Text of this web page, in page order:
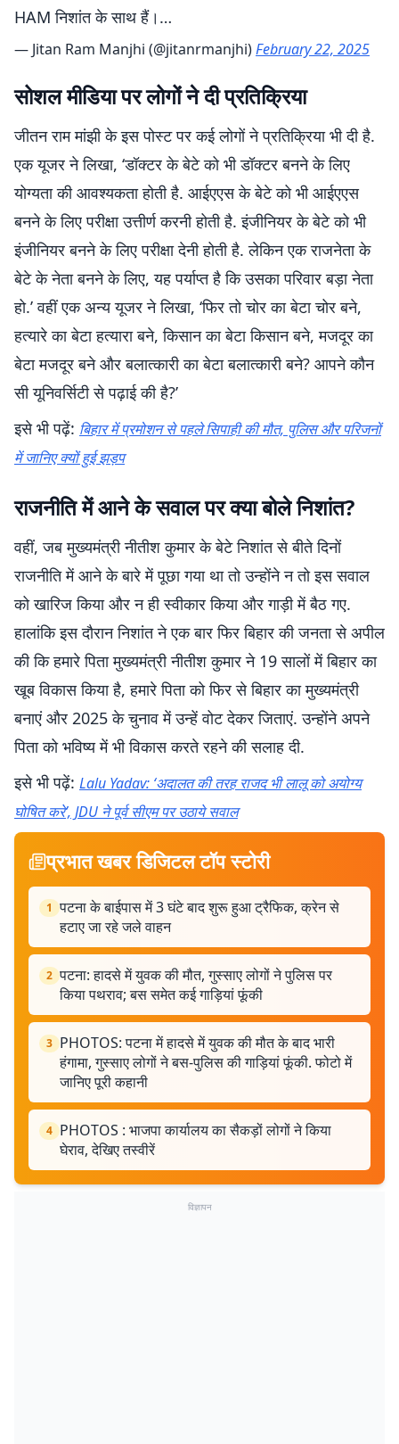
HAM निशांत के साथ हैं।…
— Jitan Ram Manjhi (@jitanrmanjhi)February 22, 2025
सोशल मीडिया पर लोगों ने दी प्रतिक्रिया
जीतन राम मांझी के इस पोस्ट पर कई लोगों ने प्रतिक्रिया भी दी है.
एक यूजर ने लिखा, ‘डॉक्टर के बेटे को भी डॉक्टर बनने के लिए
योग्यता की आवश्यकता होती है. आईएएस के बेटे को भी आईएएस
बनने के लिए परीक्षा उत्तीर्ण करनी होती है. इंजीनियर के बेटे को भी
इंजीनियर बनने के लिए परीक्षा देनी होती है. लेकिन एक राजनेता के
बेटे के नेता बनने के लिए, यह पर्याप्त है कि उसका परिवार बड़ा नेता
हो.’ वहीं एक अन्य यूजर ने लिखा, ‘फिर तो चोर का बेटा चोर बने,
हत्यारे का बेटा हत्यारा बने, किसान का बेटा किसान बने, मजदूर का
बेटा मजदूर बने और बलात्कारी का बेटा बलात्कारी बने? आपने कौन
सी यूनिवर्सिटी से पढ़ाई की है?’
इसे भी पढ़ें: बिहार में प्रमोशन से पहले सिपाही की मौत, पुलिस और परिजनों
में जानिए क्यों हुई झड़प
राजनीति में आने के सवाल पर क्या बोले निशांत?
वहीं, जब मुख्यमंत्री नीतीश कुमार के बेटे निशांत से बीते दिनों
राजनीति में आने के बारे में पूछा गया था तो उन्होंने न तो इस सवाल
को खारिज किया और न ही स्वीकार किया और गाड़ी में बैठ गए.
हालांकि इस दौरान निशांत ने एक बार फिर बिहार की जनता से अपील
की कि हमारे पिता मुख्यमंत्री नीतीश कुमार ने 19 सालों में बिहार का
खूब विकास किया है, हमारे पिता को फिर से बिहार का मुख्यमंत्री
बनाएं और 2025 के चुनाव में उन्हें वोट देकर जिताएं. उन्होंने अपने
पिता को भविष्य में भी विकास करते रहने की सलाह दी.
इसे भी पढ़ें: Lalu Yadav: ‘अदालत की तरह राजद भी लालू को अयोग्य
घोषित करे’, JDU ने पूर्व सीएम पर उठाये सवाल
प्रभात खबर डिजिटल टॉप स्टोरी
1 पटना के बाईपास में 3 घंटे बाद शुरू हुआ ट्रैफिक, क्रेन से
हटाए जा रहे जले वाहन
2 पटना: हादसे में युवक की मौत, गुस्साए लोगों ने पुलिस पर
किया पथराव; बस समेत कई गाड़ियां फूंकी
3 PHOTOS: पटना में हादसे में युवक की मौत के बाद भारी
हंगामा, गुस्साए लोगों ने बस-पुलिस की गाड़ियां फूंकी. फोटो में
जानिए पूरी कहानी
4 PHOTOS : भाजपा कार्यालय का सैकड़ों लोगों ने किया
घेराव, देखिए तस्वीरें
विज्ञापन